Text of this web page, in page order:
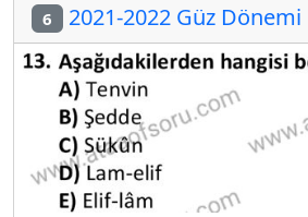
6 2021-2022 Güz Dönemi